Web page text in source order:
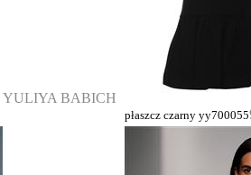
YULIYA BABICH
płaszcz czarny yy700055